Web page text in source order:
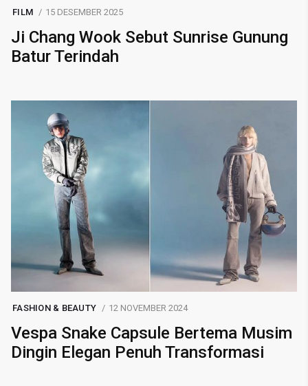
FILM 15 DESEMBER 2025
Ji Chang Wook Sebut Sunrise Gunung
Batur Terindah
FASHION & BEAUTY 12 NOVEMBER 2024
Vespa Snake Capsule Bertema Musim
Dingin Elegan Penuh Transformasi